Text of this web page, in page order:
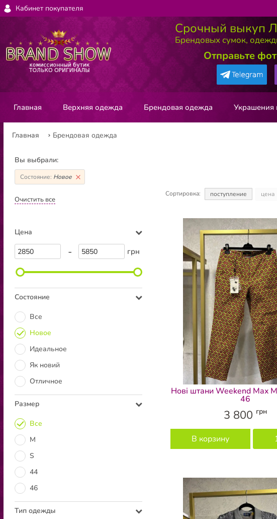
Кабинет покупателя
Срочный
Брендовых сумок,
Отправьте
Главная Верхняя одежда Брендовая одежда Украшения
Главная Брендовая одежда
Вы выбрали:
Состояние: Новое
Очистить все
Цена
- грн
Состояние
Все
Новое
Идеальное
Як новий
Отличное
Размер
Все
M
S
44
46
Тип одежды
Сортировка: поступление цена
Нові штани Weekend Max
46
3 800 грн
В корзину